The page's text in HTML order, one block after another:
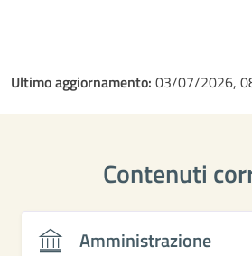
Ultimo aggiornamento: 03/07/2026,
Contenuti
Amministrazione